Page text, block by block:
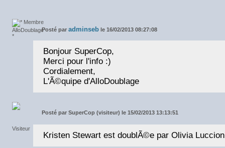
Posté par adminseb le 16/02/2013 08:27:08
Bonjour SuperCop,
Merci pour l'info :)
Cordialement,
L'Ã©quipe d'AlloDoublage
Posté par SuperCop (visiteur) le 15/02/2013 13:13:51
Kristen Stewart est doublÃ©e par Olivia